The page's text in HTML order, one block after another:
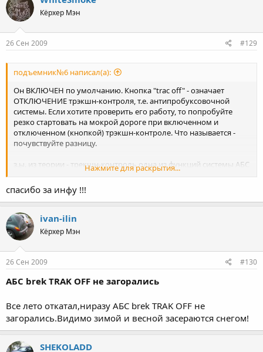
Кёрхер Мэн
26 Сен 2009 #129
подъемник№6 написал(а):
Он ВКЛЮЧЕН по умолчанию. Кнопка "trac off" - означает
ОТКЛЮЧЕНИЕ трэкшн-контроля, т.е. антипробуксовочной
системы. Если хотите проверить его работу, то попробуйте
резко стартовать на мокрой дороге при включенном и
отключенном (кнопкой) трэкшн-контроле. Что называется -
почувствуйте разницу.
з.ы. из теории - трекшн-контроль одна из функций системы АБС
- он притормаживает пробуксовывающее колесо
Нажмите для раскрытия...
спасибо за инфу !!!
ivan-ilin
Кёрхер Мэн
26 Сен 2009 #130
АБС brek TRAK OFF не загорались
Все лето откатал,ниразу АБС brek TRAK OFF не
загорались.Видимо зимой и весной засераются снегом!
SHEKOLADD